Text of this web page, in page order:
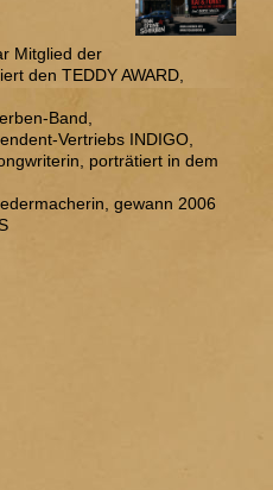
Mitglied der
den TEDDY AWARD,
Band,
Vertriebs INDIGO,
porträtiert in dem
gewann 2006